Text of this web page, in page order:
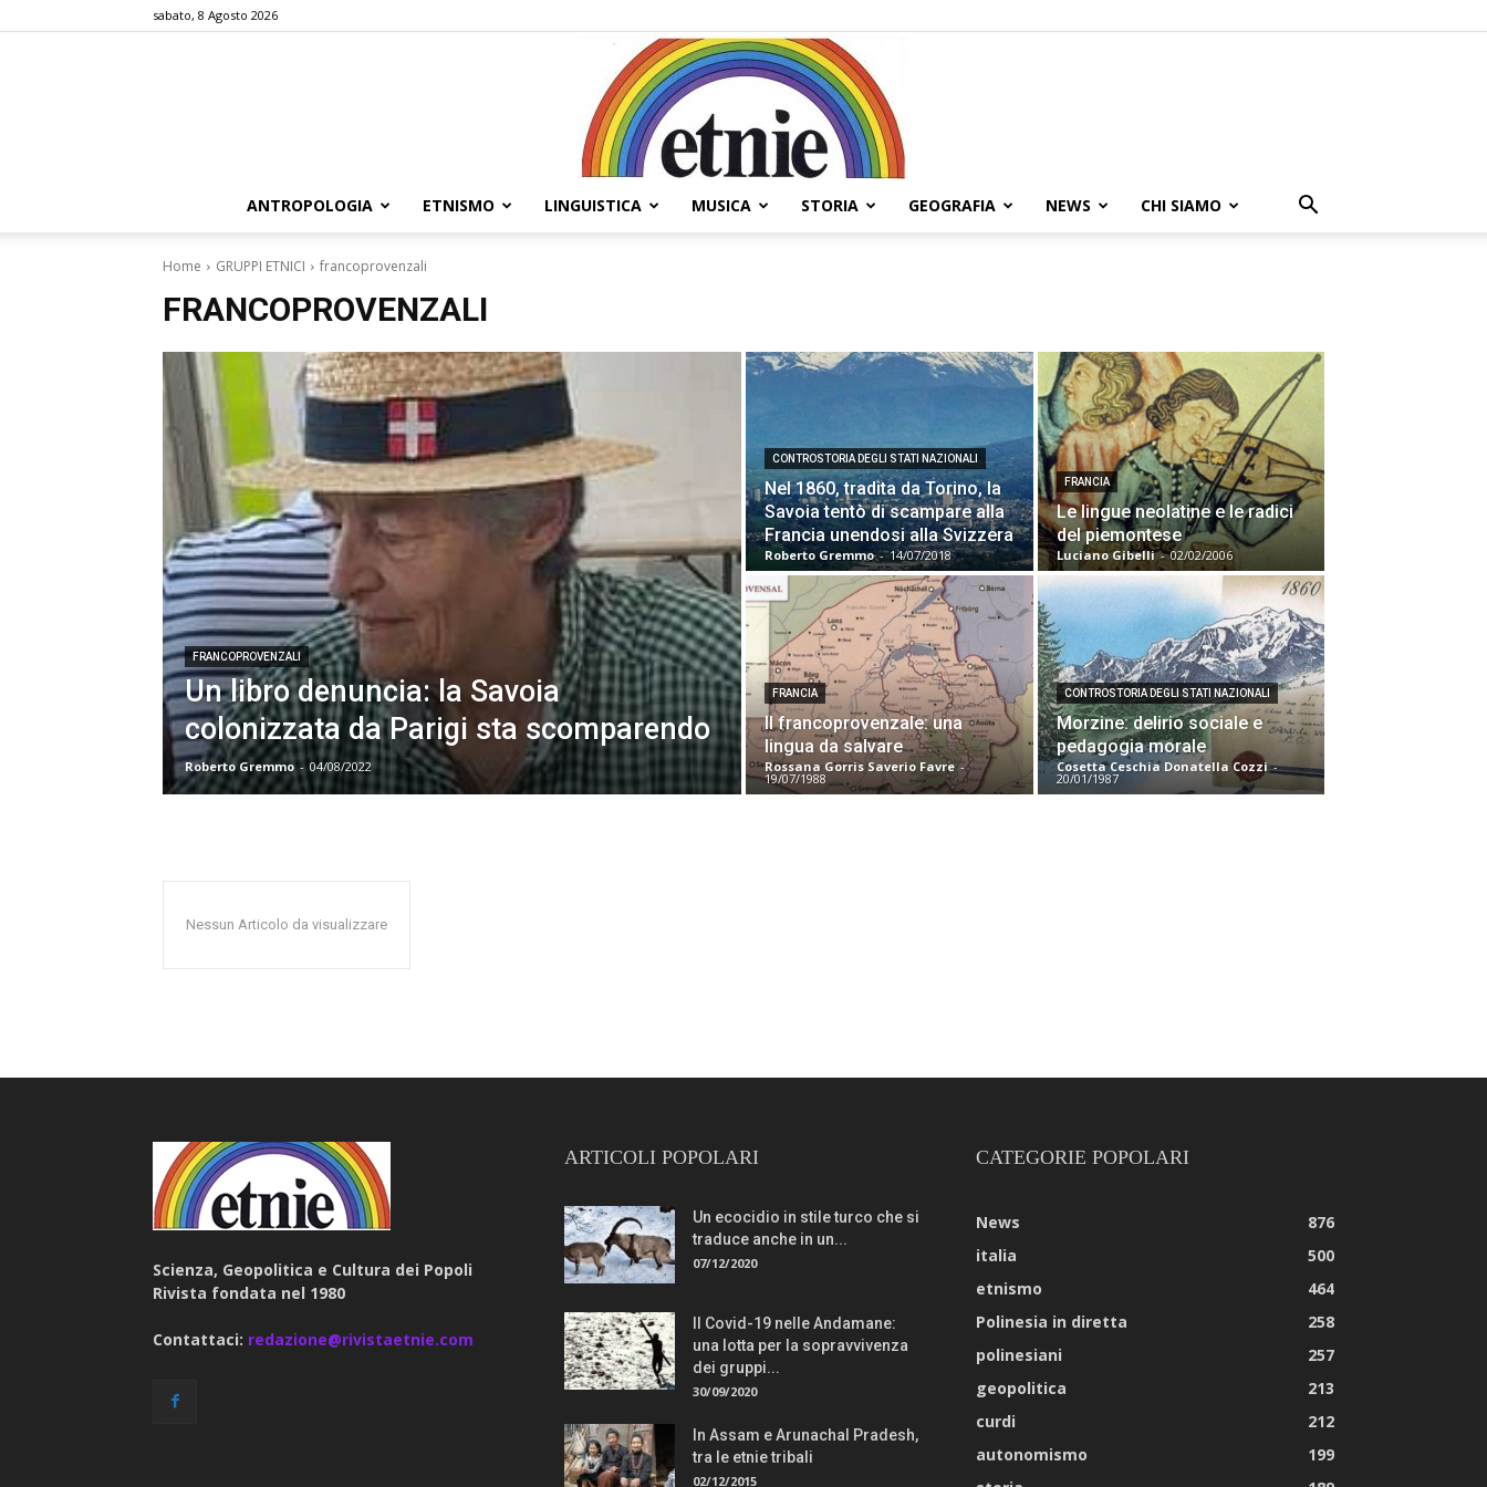
sabato, 8 Agosto 2026
ANTROPOLOGIA ETNISMO LINGUISTICA MUSICA STORIA GEOGRAFIA NEWS CHI SIAMO
Home GRUPPI ETNICI francoprovenzali
FRANCOPROVENZALI
FRANCOPROVENZALI
Un libro denuncia: la Savoia
colonizzata da Parigi sta scomparendo
Roberto Gremmo - 04/08/2022
CONTROSTORIA DEGLI STATI NAZIONALI
Nel 1860, tradita da Torino, la
Savoia tentò di scampare alla
Francia unendosi alla Svizzera
Roberto Gremmo - 14/07/2018
FRANCIA
Le lingue neolatine e le radici
del piemontese
Luciano Gibelli - 02/02/2006
FRANCIA
Il francoprovenzale: una
lingua da salvare
Rossana Gorris Saverio Favre -
19/07/1988
CONTROSTORIA DEGLI STATI NAZIONALI
Morzine: delirio sociale e
pedagogia morale
Cosetta Ceschia Donatella Cozzi -
20/01/1987
Nessun Articolo da visualizzare
Scienza, Geopolitica e Cultura dei Popoli
Rivista fondata nel 1980
Contattaci: redazione@rivistaetnie.com
ARTICOLI POPOLARI
Un ecocidio in stile turco che si
traduce anche in un...
07/12/2020
Il Covid-19 nelle Andamane:
una lotta per la sopravvivenza
dei gruppi...
30/09/2020
In Assam e Arunachal Pradesh,
tra le etnie tribali
02/12/2015
CATEGORIE POPOLARI
News
876
italia
500
etnismo
464
Polinesia in diretta
258
polinesiani
257
geopolitica
213
curdi
212
autonomismo
199